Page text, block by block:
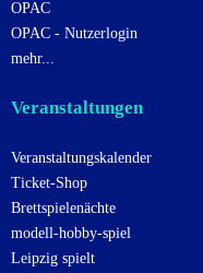
OPAC
OPAC - Nutzerlogin
mehr...
Veranstaltungen
Veranstaltungskalender
Ticket-Shop
Brettspielenächte
modell-hobby-spiel
Leipzig spielt